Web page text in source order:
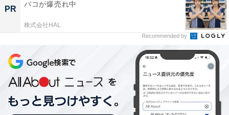
全国一の数を誇るバリエーション豊かな電気風呂
や、オートロウリュ・セルフロウリュなど趣向を凝
らしたハイレベルなサウナ環境が揃っており、最高
の「ととのい」を体験できます。
江戸時代から続く銭湯文化を大切にしている施設な
らではの、周囲に配慮された静かで落ち着いた雰囲
PR
バコが爆売れ中
株式会社HAL
Recommended by